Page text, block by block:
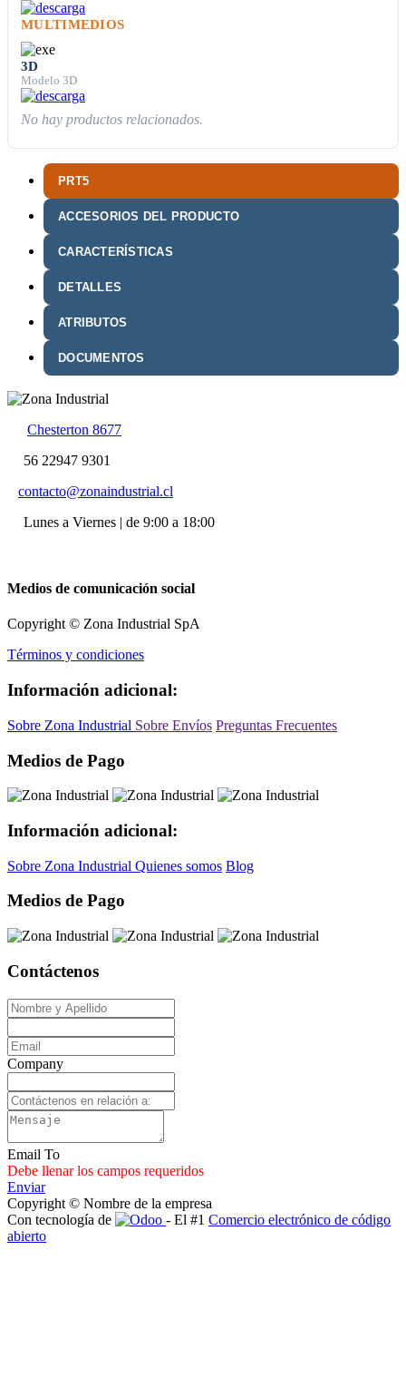
PRT5
ACCESORIOS DEL PRODUCTO
CARACTERÍSTICAS
DETALLES
ATRIBUTOS
DOCUMENTOS
MULTIMEDIOS
3D
Modelo 3D
No hay productos relacionados.
Chesterton 8677
56 22947 9301
contacto@zonaindustrial.cl
Lunes a Viernes | de 9:00 a 18:00
Medios de comunicación social
Copyright © Zona Industrial SpA
Términos y condiciones
Información adicional:
Sobre Zona Industrial Sobre Envíos Preguntas Frecuentes
Medios de Pago
Información adicional:
Sobre Zona Industrial Quienes somos Blog
Medios de Pago
Contáctenos
Company
Email To
Debe llenar los campos requeridos
Enviar
Copyright © Nombre de la empresa
Con tecnología de
- El #1 Comercio electrónico de código
abierto